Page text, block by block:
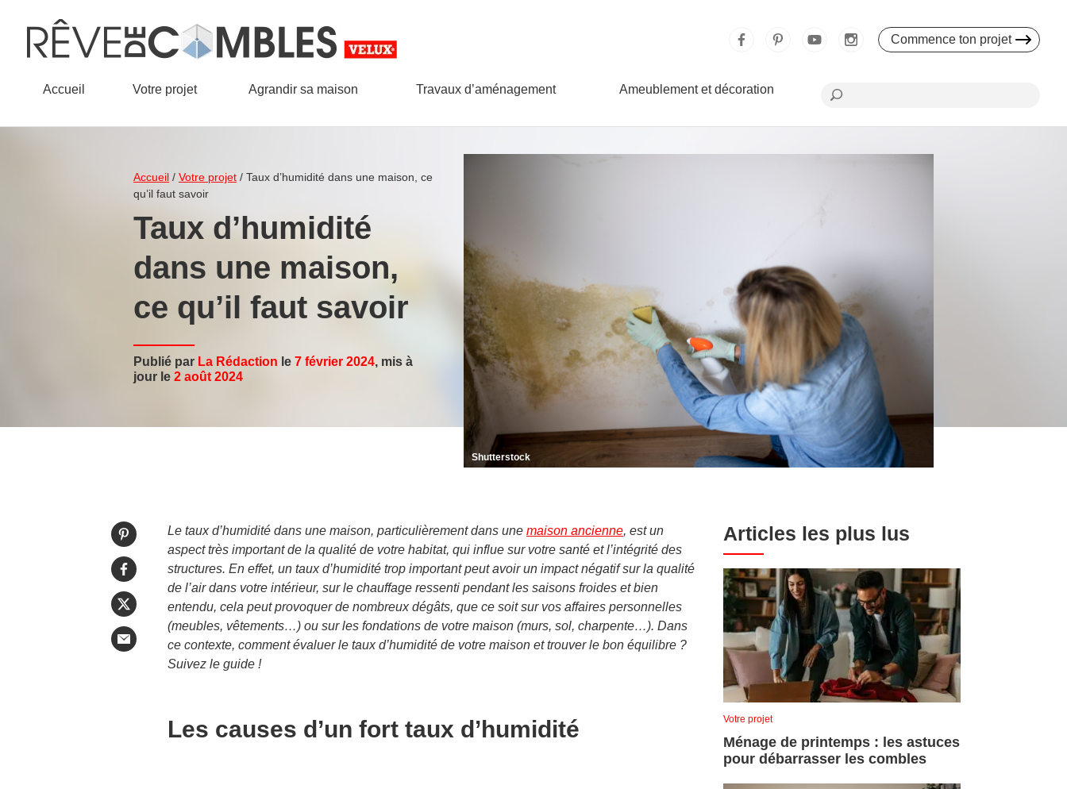
Accueil Votre projet Agrandir sa maison Travaux d’aménagement Ameublement et décoration
Commence ton projet
Accueil / Votre projet / Taux d’humidité dans une maison, ce
qu’il faut savoir
Taux d’humidité
dans une maison,
ce qu’il faut savoir
Publié par La Rédaction le 7 février 2024, mis à
jour le 2 août 2024
Shutterstock
Le taux d’humidité dans une maison, particulièrement dans une maison ancienne, est un
aspect très important de la qualité de votre habitat, qui influe sur votre santé et l’intégrité des
structures. En effet, un taux d’humidité trop important peut avoir un impact négatif sur la qualité
de l’air dans votre intérieur, sur le chauffage ressenti pendant les saisons froides et bien
entendu, cela peut provoquer de nombreux dégâts, que ce soit sur vos affaires personnelles
(meubles, vêtements…) ou sur les fondations de votre maison (murs, sol, charpente…). Dans
ce contexte, comment évaluer le taux d’humidité de votre maison et trouver le bon équilibre ?
Suivez le guide !
Les causes d’un fort taux d’humidité
Articles les plus lus
Votre projet
Ménage de printemps : les astuces
pour débarrasser les combles